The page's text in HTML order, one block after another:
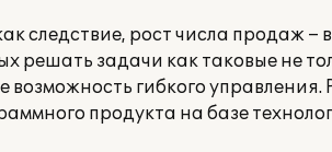
следствие, рост числа продаж –
решать задачи как таковые не
возможность гибкого
продукта на базе